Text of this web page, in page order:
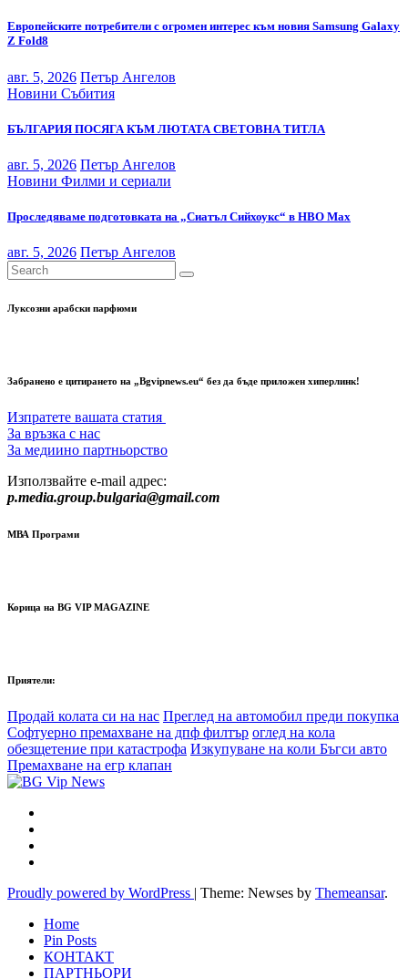
Европейските потребители с огромен интерес към новия Samsung Galaxy
Z Fold8
авг. 5, 2026 Петър Ангелов
Новини Събития
БЪЛГАРИЯ ПОСЯГА КЪМ ЛЮТАТА СВЕТОВНА ТИТЛА
авг. 5, 2026 Петър Ангелов
Новини Филми и сериали
Проследяваме подготовката на „Сиатъл Сийхоукс“ в HBO Max
авг. 5, 2026 Петър Ангелов
Луксозни арабски парфюми
Забранено е цитирането на „Bgvipnews.eu“ без да бъде приложен хиперлинк!
Изпратете вашата статия
За връзка с нас
За медиино партньорство
Използвайте e-mail адрес:
p.media.group.bulgaria@gmail.com
МВА Програми
Корица на BG VIP MAGAZINE
Приятели:
Продай колата си на нас Преглед на автомобил преди покупка
Софтуерно премахване на дпф филтър оглед на кола
обезщетение при катастрофа Изкупуване на коли Бъгси авто
Премахване на егр клапан
Proudly powered by WordPress | Theme: Newses by Themeansar.
Home
Pin Posts
КОНТАКТ
ПАРТНЬОРИ